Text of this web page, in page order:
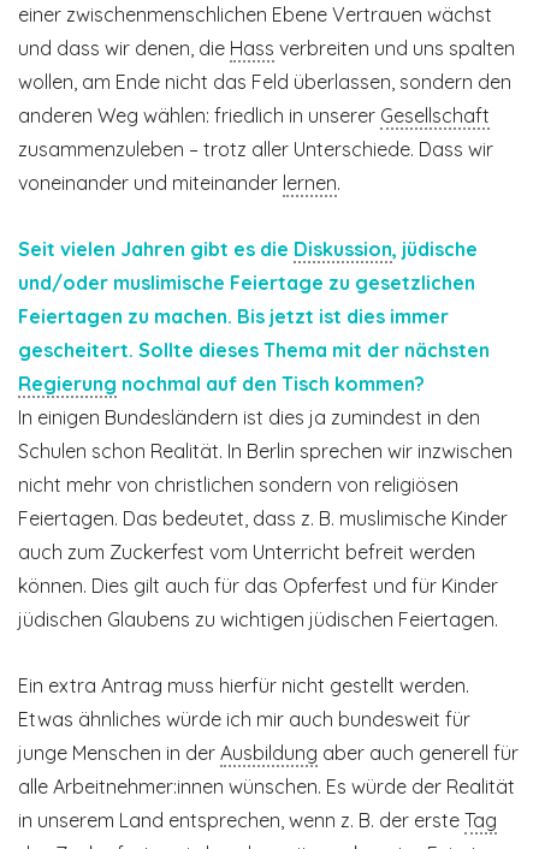
einer zwischenmenschlichen Ebene Vertrauen wächst
und dass wir denen, die Hass verbreiten und uns spalten
wollen, am Ende nicht das Feld überlassen, sondern den
anderen Weg wählen: friedlich in unserer Gesellschaft
zusammenzuleben – trotz aller Unterschiede. Dass wir
voneinander und miteinander lernen.
Seit vielen Jahren gibt es die Diskussion, jüdische
und/oder muslimische Feiertage zu gesetzlichen
Feiertagen zu machen. Bis jetzt ist dies immer
gescheitert. Sollte dieses Thema mit der nächsten
Regierung nochmal auf den Tisch kommen?
In einigen Bundesländern ist dies ja zumindest in den
Schulen schon Realität. In Berlin sprechen wir inzwischen
nicht mehr von christlichen sondern von religiösen
Feiertagen. Das bedeutet, dass z. B. muslimische Kinder
auch zum Zuckerfest vom Unterricht befreit werden
können. Dies gilt auch für das Opferfest und für Kinder
jüdischen Glaubens zu wichtigen jüdischen Feiertagen.
Ein extra Antrag muss hierfür nicht gestellt werden.
Etwas ähnliches würde ich mir auch bundesweit für
junge Menschen in der Ausbildung aber auch generell für
alle Arbeitnehmer:innen wünschen. Es würde der Realität
in unserem Land entsprechen, wenn z. B. der erste Tag